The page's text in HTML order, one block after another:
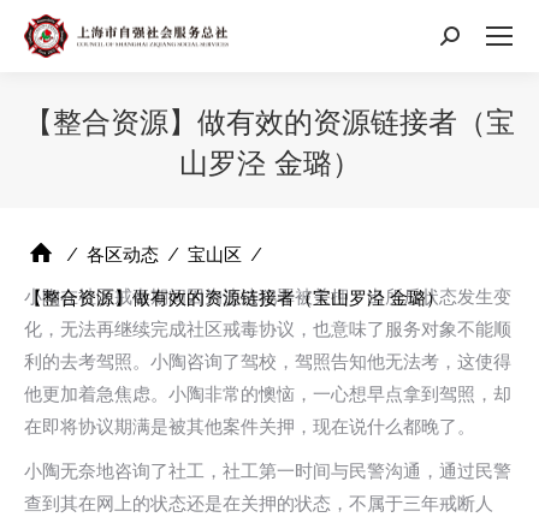
搜
【整合资源】做有效的资源链接者（宝
山罗泾 金璐）
⁄ 各区动态 ⁄ 宝山区 ⁄
【整合资源】做有效的资源链接者（宝山罗泾 金璐）
小陶在社区戒毒期间因为违法犯罪被关押，出所后状态发生变
化，无法再继续完成社区戒毒协议，也意味了服务对象不能顺
利的去考驾照。小陶咨询了驾校，驾照告知他无法考，这使得
他更加着急焦虑。小陶非常的懊恼，一心想早点拿到驾照，却
在即将协议期满是被其他案件关押，现在说什么都晚了。
小陶无奈地咨询了社工，社工第一时间与民警沟通，通过民警
查到其在网上的状态还是在关押的状态，不属于三年戒断人